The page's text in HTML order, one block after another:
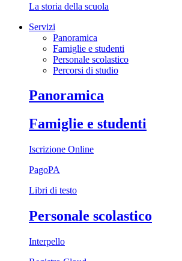
La storia della scuola
Servizi
Panoramica
Famiglie e studenti
Personale scolastico
Percorsi di studio
Panoramica
Famiglie e studenti
Iscrizione Online
PagoPA
Libri di testo
Personale scolastico
Interpello